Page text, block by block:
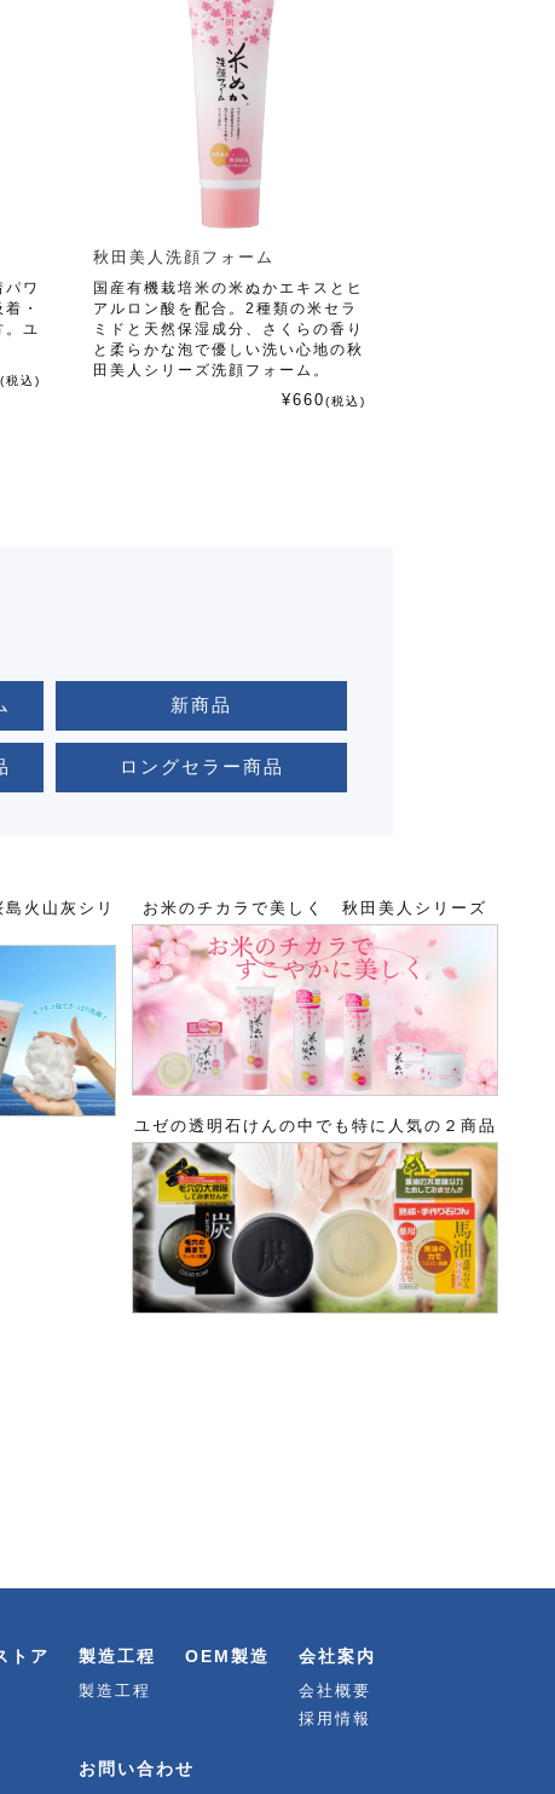
パワ
・
ユ
(税込)
秋田美人洗顔フォーム
国産有機栽培米の米ぬかエキスとヒ
アルロン酸を配合。2種類の米セラ
ミドと天然保湿成分、さくらの香り
と柔らかな泡で優しい洗い心地の秋
田美人シリーズ洗顔フォーム。
¥660(税込)
新商品
ロングセラー商品
火山灰シリ
お米のチカラで美しく 秋田美人シリーズ
ユゼの透明石けんの中でも特に人気の２商品
トア 製造工程
製造工程
OEM製造 会社案内
会社概要
採用情報
お問い合わせ